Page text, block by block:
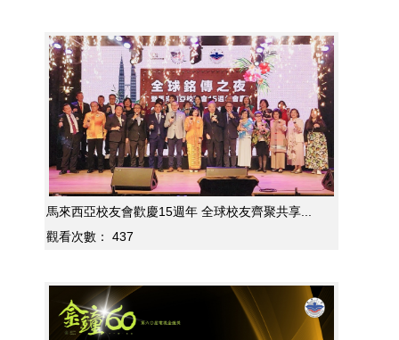
馬來西亞校友會歡慶15週年 全球校友齊聚共享...
觀看次數：
437